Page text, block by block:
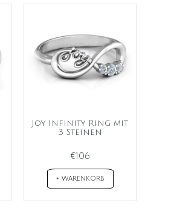
Joy Infinity Ring mit
3 Steinen
€106
+ WARENKORB